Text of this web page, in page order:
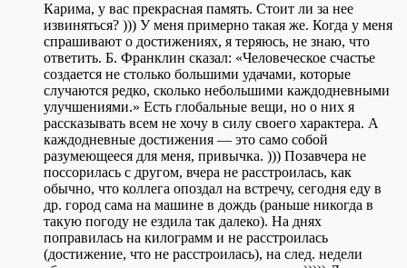
Карима, у вас прекрасная память. Стоит ли за нее
извиняться? ))) У меня примерно такая же. Когда у меня
спрашивают о достижениях, я теряюсь, не знаю, что
ответить. Б. Франклин сказал: «Человеческое счастье
создается не столько большими удачами, которые
случаются редко, сколько небольшими каждодневными
улучшениями.» Есть глобальные вещи, но о них я
рассказывать всем не хочу в силу своего характера. А
каждодневные достижения — это само собой
разумеющееся для меня, привычка. ))) Позавчера не
поссорилась с другом, вчера не расстроилась, как
обычно, что коллега опоздал на встречу, сегодня еду в
др. город сама на машине в дождь (раньше никогда в
такую погоду не ездила так далеко). На днях
поправилась на килограмм и не расстроилась
(достижение, что не расстроилась), на след. недели